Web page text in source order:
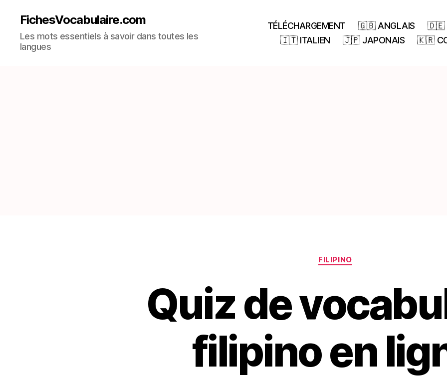
FichesVocabulaire.com
Les mots essentiels à savoir dans toutes les
langues
TÉLÉCHARGEMENT 🇬🇧 ANGLAIS 🇩🇪
🇮🇹 ITALIEN
🇯🇵 JAPONAIS 🇰🇷
Catégories
FILIPINO
Quiz de
filipino en